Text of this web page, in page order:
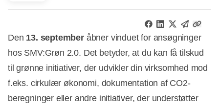
Den 13. september åbner vinduet for ansøgninger
hos SMV:Grøn 2.0. Det betyder, at du kan få tilskud
til grønne initiativer, der udvikler din virksomhed mod
f.eks. cirkulær økonomi, dokumentation af CO2-
beregninger eller andre initiativer, der understøtter